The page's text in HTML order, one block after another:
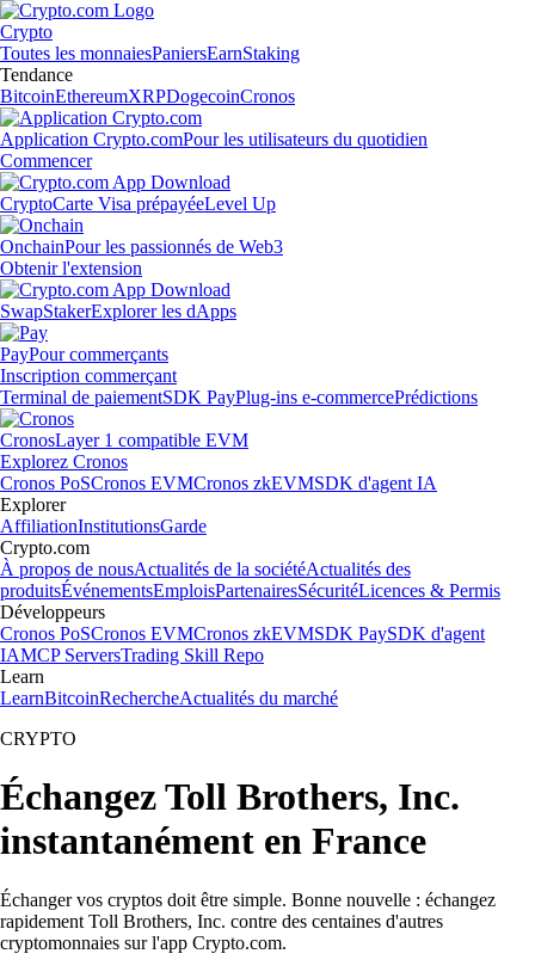
Crypto
Toutes les monnaiesPaniersEarnStaking
Tendance
BitcoinEthereumXRPDogecoinCronos
Application Crypto.comPour les utilisateurs du quotidien
Commencer
CryptoCarte Visa prépayéeLevel Up
OnchainPour les passionnés de Web3
Obtenir l'extension
SwapStakerExplorer les dApps
PayPour commerçants
Inscription commerçant
Terminal de paiementSDK PayPlug-ins e-commercePrédictions
CronosLayer 1 compatible EVM
Explorez Cronos
Cronos PoSCronos EVMCronos zkEVMSDK d'agent IA
Explorer
AffiliationInstitutionsGarde
Crypto.com
À propos de nousActualités de la sociétéActualités des
produitsÉvénementsEmploisPartenairesSécuritéLicences & Permis
Développeurs
Cronos PoSCronos EVMCronos zkEVMSDK PaySDK d'agent
IAMCP ServersTrading Skill Repo
Learn
LearnBitcoinRechercheActualités du marché
CRYPTO
Échangez Toll Brothers, Inc.
instantanément en France
Échanger vos cryptos doit être simple. Bonne nouvelle : échangez
rapidement Toll Brothers, Inc. contre des centaines d'autres
cryptomonnaies sur l'app Crypto.com.